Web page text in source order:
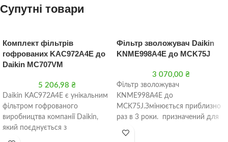
Супутні товари
Комплект фільтрів
гофрованих KAC972A4E до
Daikin MC707VM
5 206,98 ₴
Daikin KAC972A4E є унікальним
фільтром гофрованого
виробництва компанії Daikin,
який поєднується з
Фільтр зволожувач Daikin
KNME998A4E до MCK75J
3 070,00 ₴
Фільтр зволожувач
KNME998A4E до
MCK75J.Змінюється приблизно
раз в 3 роки. призначений для